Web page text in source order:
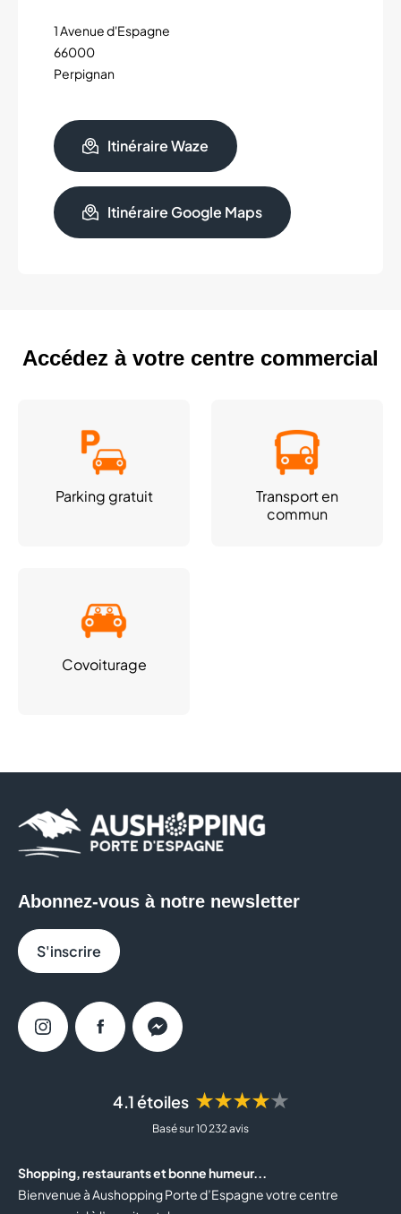
1 Avenue d'Espagne
66000
Perpignan
Itinéraire Waze
Itinéraire Google Maps
Accédez à votre centre commercial
Parking gratuit
Transport en
commun
Covoiturage
4.1 étoiles ★★★★★
Basé sur 10 232 avis
Shopping, restaurants et bonne humeur...
Bienvenue à Aushopping Porte d’Espagne votre centre
Abonnez-vous à notre newsletter
S'inscrire
InstagramFacebookMessenger